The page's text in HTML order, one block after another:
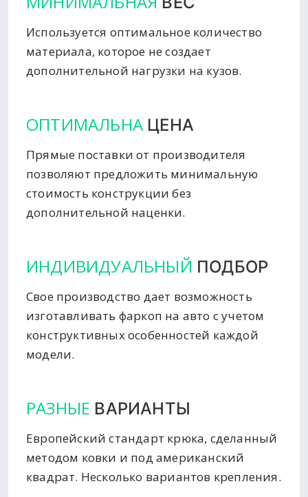
Используется оптимальное количество
материала, которое не создает
дополнительной нагрузки на кузов.
ОПТИМАЛЬНА ЦЕНА
Прямые поставки от производителя
позволяют предложить минимальную
стоимость конструкции без
дополнительной наценки.
ИНДИВИДУАЛЬНЫЙ ПОДБОР
Свое производство дает возможность
изготавливать фаркоп на авто с учетом
конструктивных особенностей каждой
модели.
РАЗНЫЕ ВАРИАНТЫ
Европейский стандарт крюка, сделанный
методом ковки и под американский
квадрат. Несколько вариантов крепления.